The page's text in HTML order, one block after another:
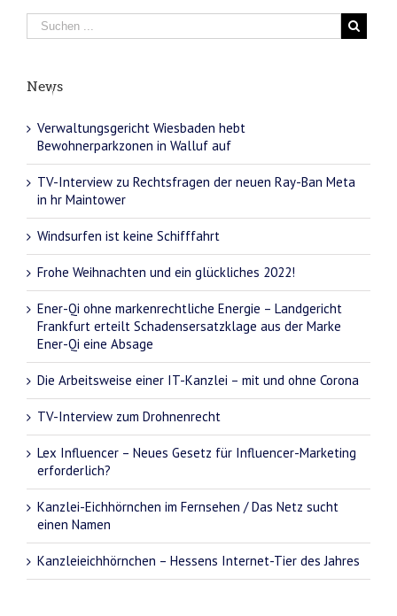
News
Verwaltungsgericht Wiesbaden hebt
Bewohnerparkzonen in Walluf auf
TV-Interview zu Rechtsfragen der neuen Ray-Ban Meta
in hr Maintower
Windsurfen ist keine Schifffahrt
Frohe Weihnachten und ein glückliches 2022!
Ener-Qi ohne markenrechtliche Energie – Landgericht
Frankfurt erteilt Schadensersatzklage aus der Marke
Ener-Qi eine Absage
Die Arbeitsweise einer IT-Kanzlei – mit und ohne Corona
TV-Interview zum Drohnenrecht
Lex Influencer – Neues Gesetz für Influencer-Marketing
erforderlich?
Kanzlei-Eichhörnchen im Fernsehen / Das Netz sucht
einen Namen
Kanzleieichhörnchen – Hessens Internet-Tier des Jahres